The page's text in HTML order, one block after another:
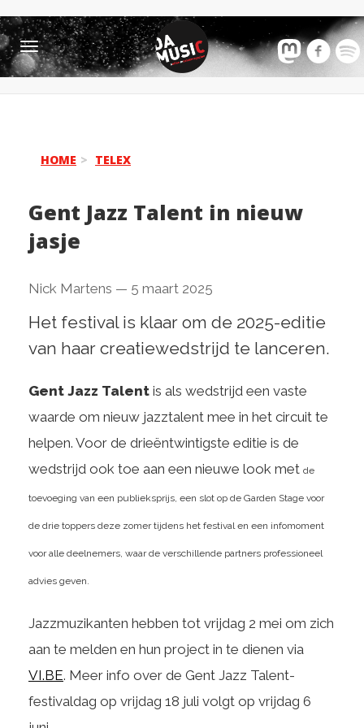
Toggle
navigation
HOME TELEX
Gent Jazz Talent in nieuw
jasje
Nick Martens — 5 maart 2025
Het festival is klaar om de 2025-editie
van haar creatiewedstrijd te lanceren.
Gent Jazz Talent is als wedstrijd een vaste
waarde om nieuw jazztalent mee in het circuit te
helpen. Voor de drieëntwintigste editie is de
wedstrijd ook toe aan een nieuwe look met de
toevoeging van een publieksprijs, een slot op de Garden Stage voor
de drie toppers deze zomer tijdens het festival en een infomoment
voor alle deelnemers, waar de verschillende partners professioneel
advies geven.
Jazzmuzikanten hebben tot vrijdag 2 mei om zich
aan te melden en hun project in te dienen via
VI.BE. Meer info over de Gent Jazz Talent-
festivaldag op vrijdag 18 juli volgt op vrijdag 6